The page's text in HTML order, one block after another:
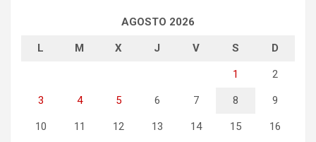
AGOSTO 2026
L M X J V S D
1 2
3 4 5 6 7 8 9
10 11 12 13 14 15 16